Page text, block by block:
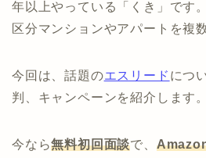
年以上やっている「くき」です。
区分マンションやアパートを複
今回は、話題のエスリード につ
判、キャンペーンを紹介します。
今なら無料初回面談で、